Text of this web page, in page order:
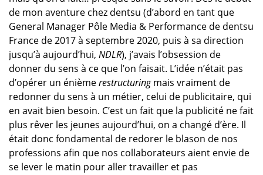
de mon aventure chez dentsu (d’abord en tant que
General Manager Pôle Media & Performance de dentsu
France de 2017 à septembre 2020, puis à sa direction
jusqu’à aujourd’hui, NDLR), j’avais l’obsession de
donner du sens à ce que l’on faisait. L’idée n’était pas
d’opérer un énièmerestructuringmais vraiment de
redonner du sens à un métier, celui de publicitaire, qui
en avait bien besoin. C’est un fait que la publicité ne fait
plus rêver les jeunes aujourd’hui, on a changé d’ère. Il
était donc fondamental de redorer le blason de nos
professions afin que nos collaborateurs aient envie de
se lever le matin pour aller travailler et pas